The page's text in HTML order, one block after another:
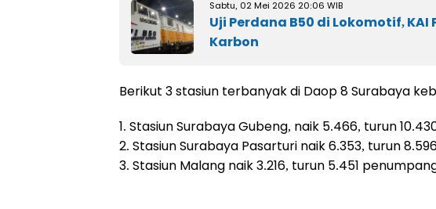
Sabtu, 02 Mei 2026 20:06 WIB
Uji Perdana B50 di Lokomotif,
Karbon
Berikut 3 stasiun terbanyak di Daop 8 Surabaya
1. Stasiun Surabaya Gubeng, naik 5.466, turun
2. Stasiun Surabaya Pasarturi naik 6.353, turun
3. Stasiun Malang naik 3.216, turun 5.451